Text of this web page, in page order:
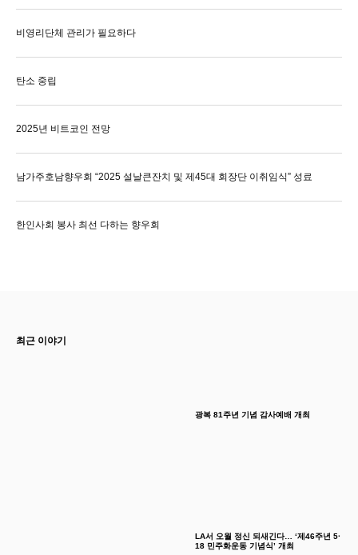
비영리단체 관리가 필요하다
탄소 중립
2025년 비트코인 전망
남가주호남향우회 “2025 설날큰잔치 및 제45대 회장단 이취임식” 성료
한인사회 봉사 최선 다하는 향우회
최근 이야기
광복 81주년 기념 감사예배 개최
LA서 오월 정신 되새긴다… ‘제46주년 5·
18 민주화운동 기념식’ 개최